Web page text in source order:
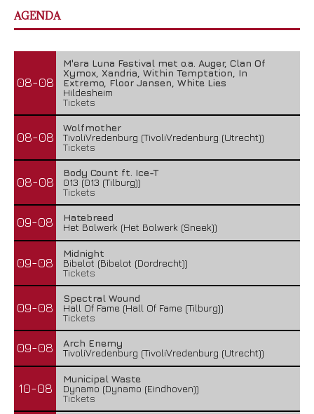
AGENDA
08-08
M'era Luna Festival met o.a. Auger, Clan Of
Xymox, Xandria, Within Temptation, In
Extremo, Floor Jansen, White Lies
Hildesheim
Tickets
08-08
Wolfmother
TivoliVredenburg (TivoliVredenburg (Utrecht))
Tickets
08-08
Body Count ft. Ice-T
013 (013 (Tilburg))
Tickets
09-08
Hatebreed
Het Bolwerk (Het Bolwerk (Sneek))
09-08
Midnight
Bibelot (Bibelot (Dordrecht))
Tickets
09-08
Spectral Wound
Hall Of Fame (Hall Of Fame (Tilburg))
Tickets
09-08
Arch Enemy
TivoliVredenburg (TivoliVredenburg (Utrecht))
10-08
Municipal Waste
Dynamo (Dynamo (Eindhoven))
Tickets